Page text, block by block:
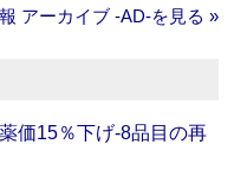
アーカイブ ‐AD‐を見る »
価15％下げ‐8品目の再